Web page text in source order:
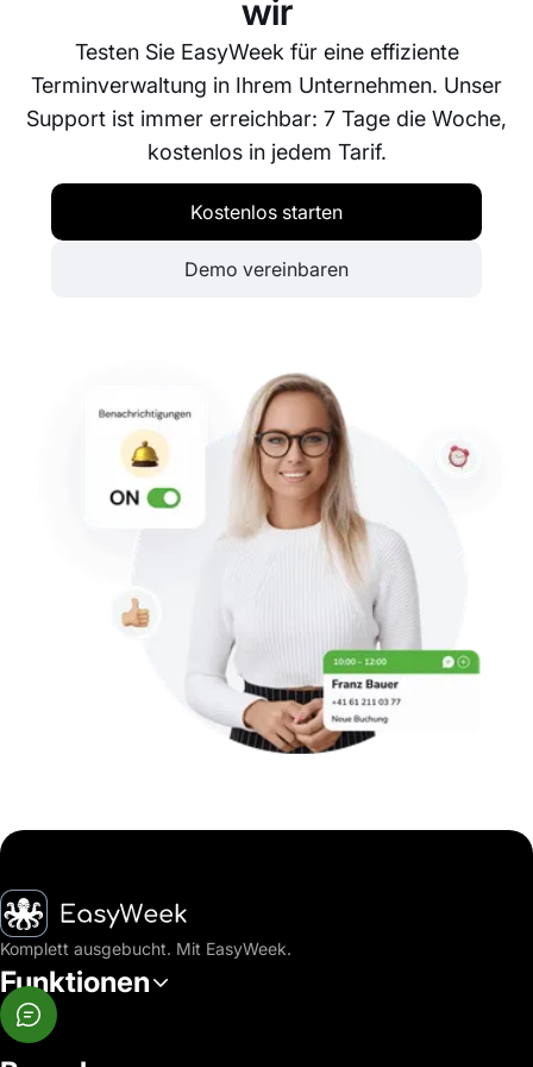
wir
Testen Sie EasyWeek für eine effiziente
Terminverwaltung in Ihrem Unternehmen. Unser
Support ist immer erreichbar: 7 Tage die Woche,
kostenlos in jedem Tarif.
Kostenlos starten
Demo vereinbaren
Startseite
Komplett ausgebucht. Mit EasyWeek.
Funktionen